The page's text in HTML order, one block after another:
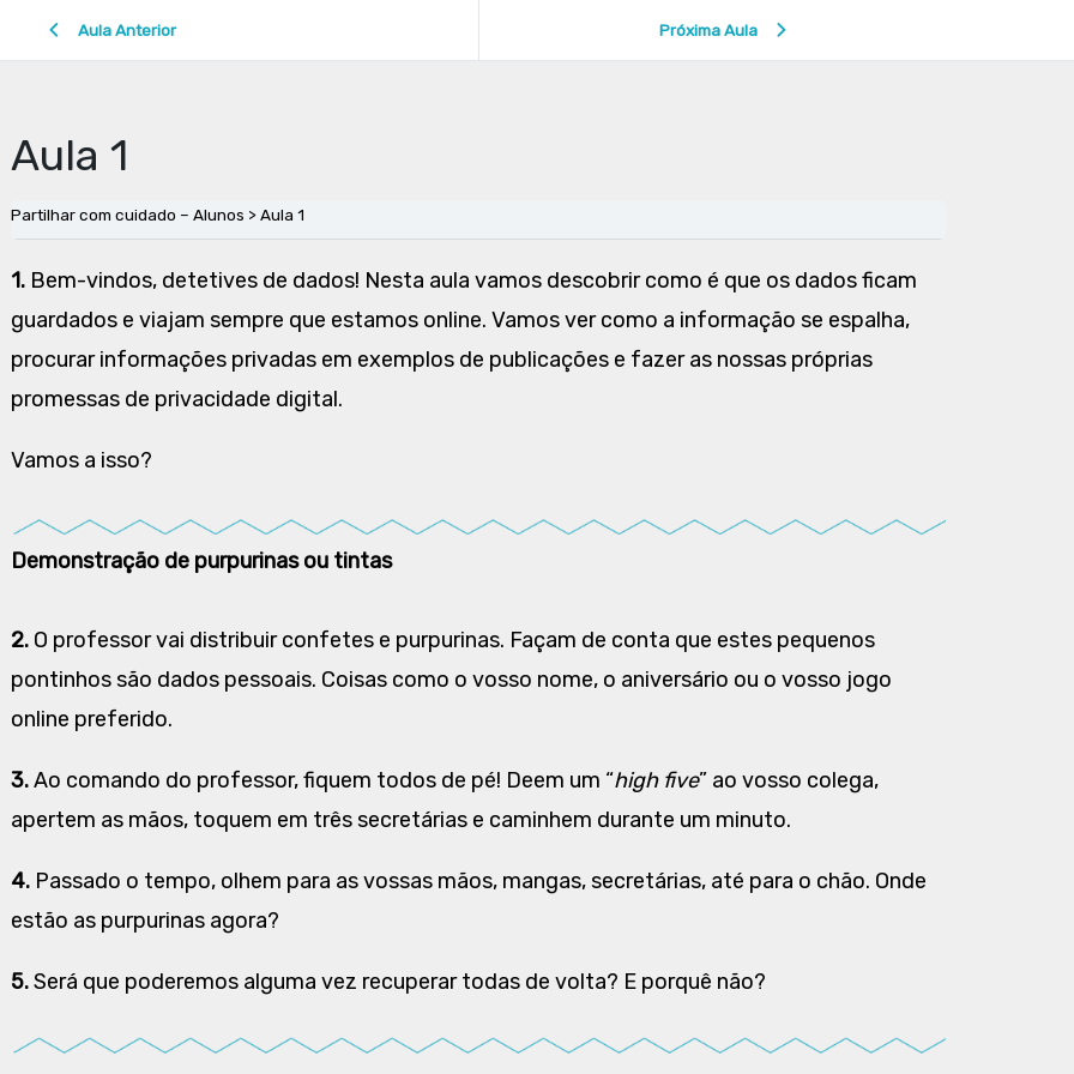
Aula Anterior Próxima Aula
Aula 1
Partilhar com cuidado – Alunos Aula 1
1. Bem-vindos, detetives de dados! Nesta aula vamos descobrir como é que os dados ficam
guardados e viajam sempre que estamos online. Vamos ver como a informação se espalha,
procurar informações privadas em exemplos de publicações e fazer as nossas próprias
promessas de privacidade digital.
Vamos a isso?
Demonstração de purpurinas ou tintas
2. O professor vai distribuir confetes e purpurinas. Façam de conta que estes pequenos
pontinhos são dados pessoais. Coisas como o vosso nome, o aniversário ou o vosso jogo
online preferido.
3.Ao comando do professor, fiquem todos de pé! Deem um “high five” ao vosso colega,
apertem as mãos, toquem em três secretárias e caminhem durante um minuto.
4. Passado o tempo, olhem para as vossas mãos, mangas, secretárias, até para o chão. Onde
estão as purpurinas agora?
5.Será que poderemos alguma vez recuperar todas de volta? E porquê não?